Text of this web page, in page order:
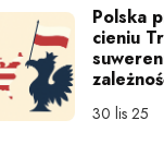
Polska
cieniu
30 lis 25